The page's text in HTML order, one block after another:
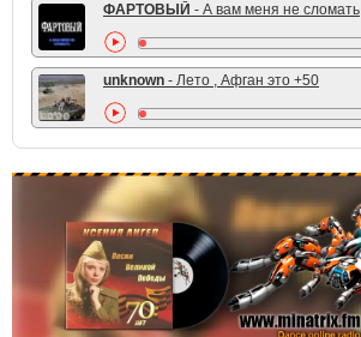
ФАРТОВЫЙ - А вам меня не сломать
unknown - Лето , Афган это +50